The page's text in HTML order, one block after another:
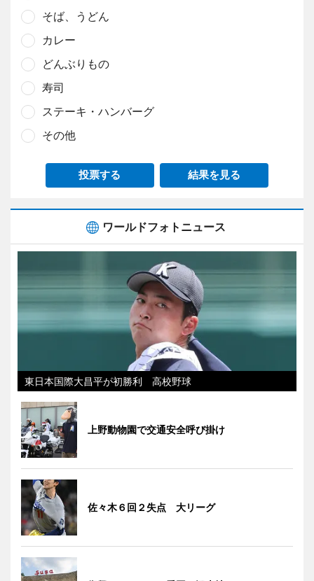
そば、うどん
カレー
どんぶりもの
寿司
ステーキ・ハンバーグ
その他
投票する 結果を見る
ワールドフォトニュース
東日本国際大昌平が初勝利 高校野球
上野動物園で交通安全呼び掛け
佐々木６回２失点 大リーグ